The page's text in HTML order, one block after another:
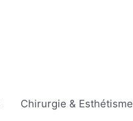
Chirurgie & Esthétisme